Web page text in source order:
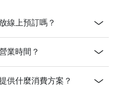
惠同時使用
使用折扣
方同意，功德林上海素食保
線上預訂嗎？
業時間？
供什麼消費方案？